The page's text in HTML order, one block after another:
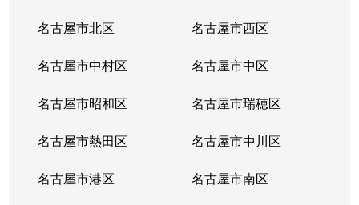
名古屋市北区 名古屋市西区
名古屋市中村区 名古屋市中区
名古屋市昭和区 名古屋市瑞穂区
名古屋市熱田区 名古屋市中川区
名古屋市港区 名古屋市南区